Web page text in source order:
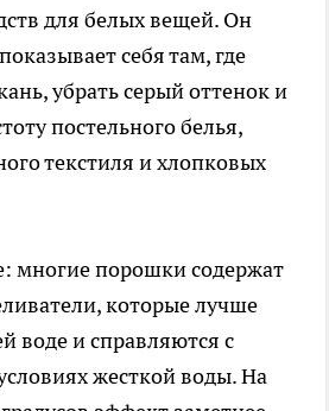
для белых вещей. Он
себя там, где
убрать серый оттенок и
постельного белья,
текстиля и хлопковых
многие порошки содержат
которые лучше
воде и справляются с
жесткой воды. На